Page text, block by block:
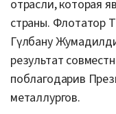
отрасли, которая
страны. Флотатор
Гүлбану
результат
поблагодарив
металлургов.